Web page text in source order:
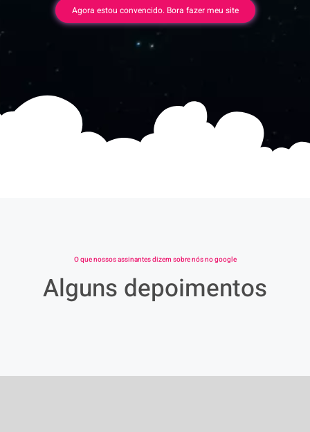
Agora estou convencido. Bora fazer meu site
O que nossos assinantes dizem sobre nós no google
Alguns depoimentos